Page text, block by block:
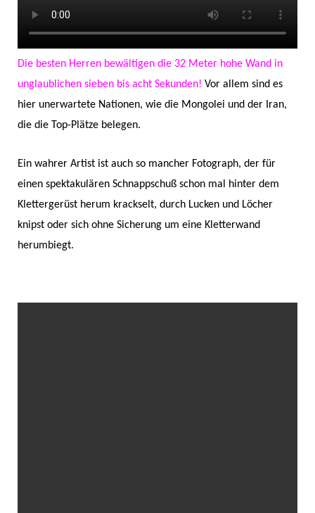
Die besten Herren bewältigen die 32 Meter hohe Wand in
unglaublichen sieben bis acht Sekunden! Vor allem sind es
hier unerwartete Nationen, wie die Mongolei und der Iran,
die die Top-Plätze belegen.
Ein wahrer Artist ist auch so mancher Fotograph, der für
einen spektakulären Schnappschuß schon mal hinter dem
Klettergerüst herum krackselt, durch Lucken und Löcher
knipst oder sich ohne Sicherung um eine Kletterwand
herumbiegt.